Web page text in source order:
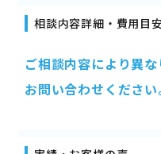
相談内容詳細・費用目
ご相談内容により異
お問い合わせください